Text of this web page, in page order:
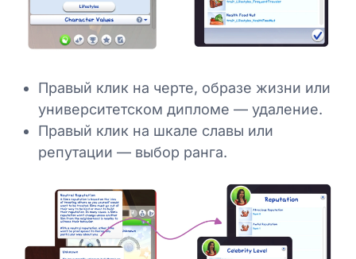
Правый клик на черте, образе жизни или
университетском дипломе — удаление.
Правый клик на шкале славы или
репутации — выбор ранга.